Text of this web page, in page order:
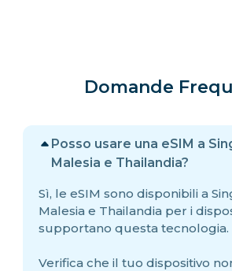
Domande
Posso usare una eSIM a
Malesia e Thailandia?
Sì, le eSIM sono disponibili a
Malesia e Thailandia per i
supportano questa tecnologia.
Verifica che il tuo dispositivo